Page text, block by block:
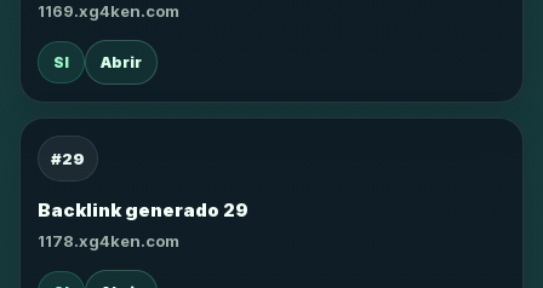
1169.xg4ken.com
SI Abrir
#29
Backlink generado 29
1178.xg4ken.com